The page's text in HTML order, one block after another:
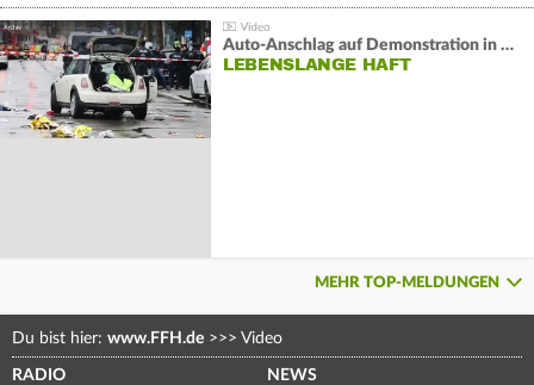
Auto-Anschlag auf Demonstration in München:
LEBENSLANGE HAFT
MEHR TOP-MELDUNGEN
Du bist hier: www.FFH.de >>> Video
RADIO NEWS